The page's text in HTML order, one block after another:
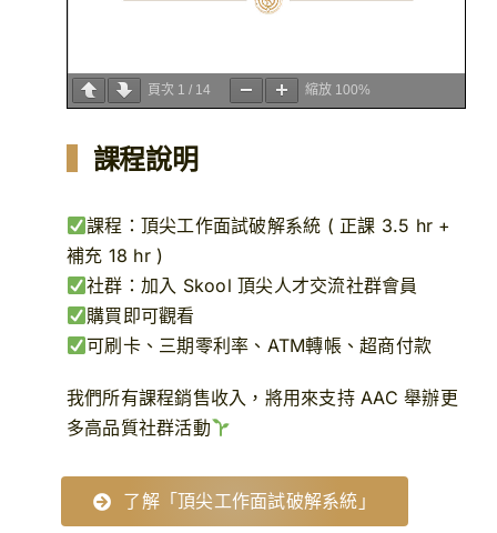
頁次 1 / 14 縮放 100%
課程說明
課程：頂尖工作面試破解系統 ( 正課 3.5 hr +
補充 18 hr )
社群：加入 Skool 頂尖人才交流社群會員
購買即可觀看
可刷卡、三期零利率、ATM轉帳、超商付款
我們所有課程銷售收入，將用來支持 AAC 舉辦更
多高品質社群活動
了解「頂尖工作面試破解系統」